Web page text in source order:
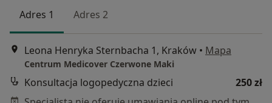
Adres 1 Adres 2
Leona Henryka Sternbacha 1, Kraków • Mapa
Centrum Medicover Czerwone Maki
Konsultacja logopedyczna dzieci
250 zł